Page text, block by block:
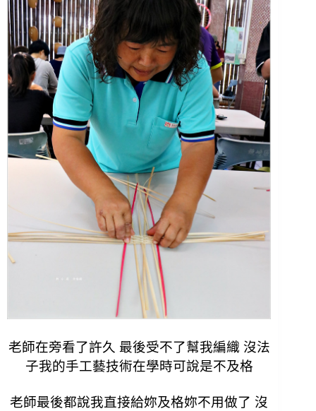
老師在旁看了許久 最後受不了幫我編織 沒法
子我的手工藝技術在學時可說是不及格
老師最後都說我直接給妳及格妳不用做了 沒